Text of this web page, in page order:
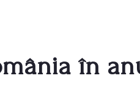
în